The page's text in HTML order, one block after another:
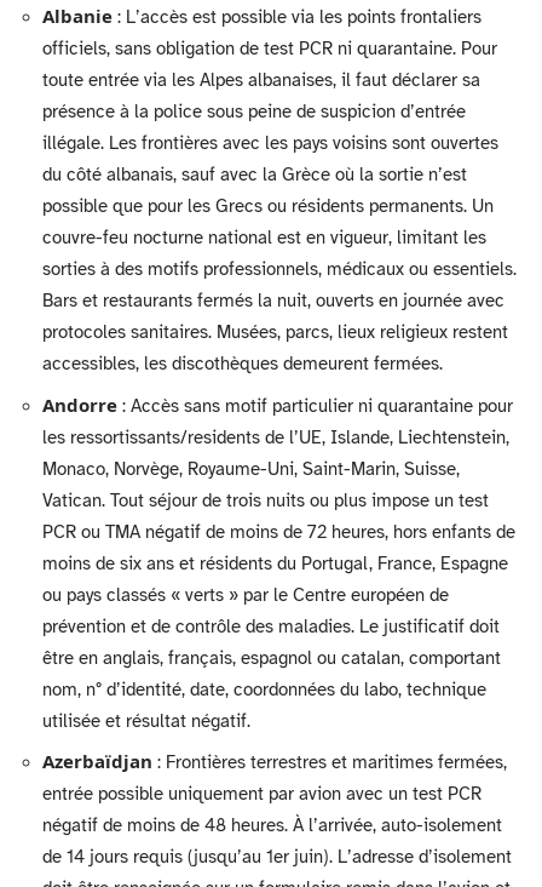
Albanie : L’accès est possible via les points frontaliers
officiels, sans obligation de test PCR ni quarantaine. Pour
toute entrée via les Alpes albanaises, il faut déclarer sa
présence à la police sous peine de suspicion d’entrée
illégale. Les frontières avec les pays voisins sont ouvertes
du côté albanais, sauf avec la Grèce où la sortie n’est
possible que pour les Grecs ou résidents permanents. Un
couvre-feu nocturne national est en vigueur, limitant les
sorties à des motifs professionnels, médicaux ou essentiels.
Bars et restaurants fermés la nuit, ouverts en journée avec
protocoles sanitaires. Musées, parcs, lieux religieux restent
accessibles, les discothèques demeurent fermées.
Andorre : Accès sans motif particulier ni quarantaine pour
les ressortissants/residents de l’UE, Islande, Liechtenstein,
Monaco, Norvège, Royaume-Uni, Saint-Marin, Suisse,
Vatican. Tout séjour de trois nuits ou plus impose un test
PCR ou TMA négatif de moins de 72 heures, hors enfants de
moins de six ans et résidents du Portugal, France, Espagne
ou pays classés « verts » par le Centre européen de
prévention et de contrôle des maladies. Le justificatif doit
être en anglais, français, espagnol ou catalan, comportant
nom, n° d’identité, date, coordonnées du labo, technique
utilisée et résultat négatif.
Azerbaïdjan : Frontières terrestres et maritimes fermées,
entrée possible uniquement par avion avec un test PCR
négatif de moins de 48 heures. À l’arrivée, auto-isolement
de 14 jours requis (jusqu’au 1er juin). L’adresse d’isolement